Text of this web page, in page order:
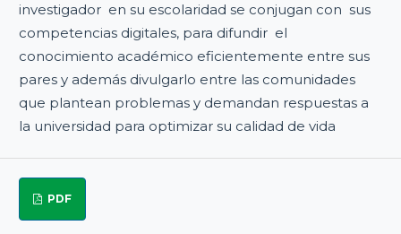
investigador en su escolaridad se conjugan con sus
competencias digitales, para difundir el
conocimiento académico eficientemente entre sus
pares y además divulgarlo entre las comunidades
que plantean problemas y demandan respuestas a
la universidad para optimizar su calidad de vida
PDF